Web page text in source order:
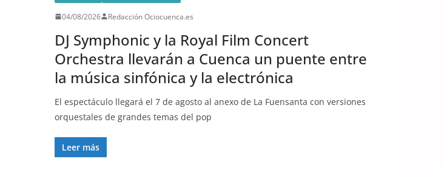
04/08/2026 Redacción Ociocuenca.es
DJ Symphonic y la Royal Film Concert
Orchestra llevarán a Cuenca un puente entre
la música sinfónica y la electrónica
El espectáculo llegará el 7 de agosto al anexo de La Fuensanta con versiones
orquestales de grandes temas del pop
Leer más